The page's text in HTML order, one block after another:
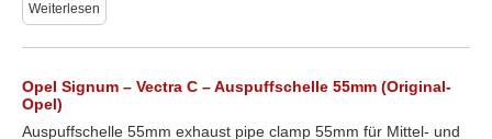
Weiterlesen
Opel Signum – Vectra C – Auspuffschelle 55mm (Original-
Opel)
Auspuffschelle 55mm exhaust pipe clamp 55mm für Mittel- und